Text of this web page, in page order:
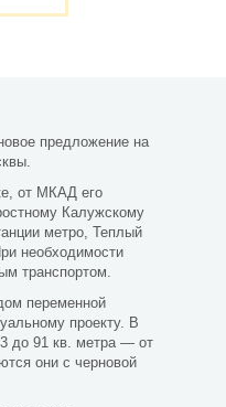
предложение на
от МКАД его
Калужскому
метро, Теплый
необходимости
транспортом.
переменной
проекту. В
до 91 кв. метра — от
они с черновой